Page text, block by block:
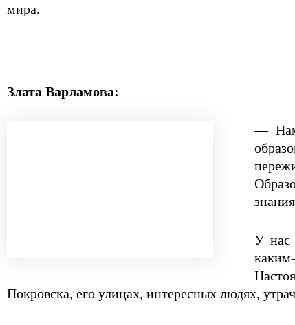
мира.
Злата Варламова:
— Нам
У нас
Покровска, его улицах, интересных людях,